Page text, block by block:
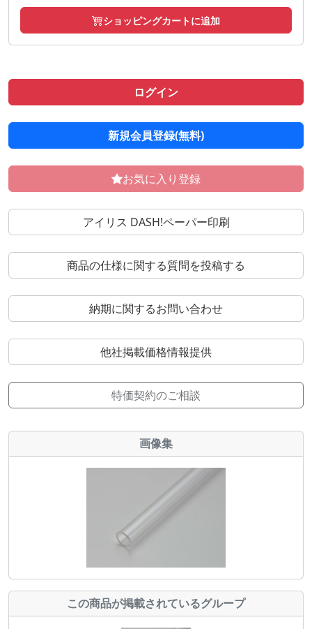
ショッピングカートに追加
ログイン
新規会員登録(無料)
お気に入り登録
アイリス DASH!ペーパー印刷
商品の仕様に関する質問を投稿する
納期に関するお問い合わせ
他社掲載価格情報提供
特価契約のご相談
画像集
この商品が掲載されているグループ